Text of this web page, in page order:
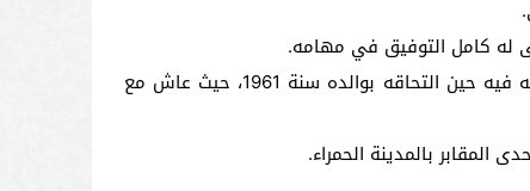
له كامل التوفيق في مهامه.
وتعتبر هذه هي أول زيارة يقوم بها المرزوقي للمغرب كرئيس لتونس، علما بأنه يرتبط بالبلد من خلال ذكريات صباه وشبابه فيه حين التحاقه بوالده سنة 1961، حيث عاش مع
بالمدينة الحمراء.